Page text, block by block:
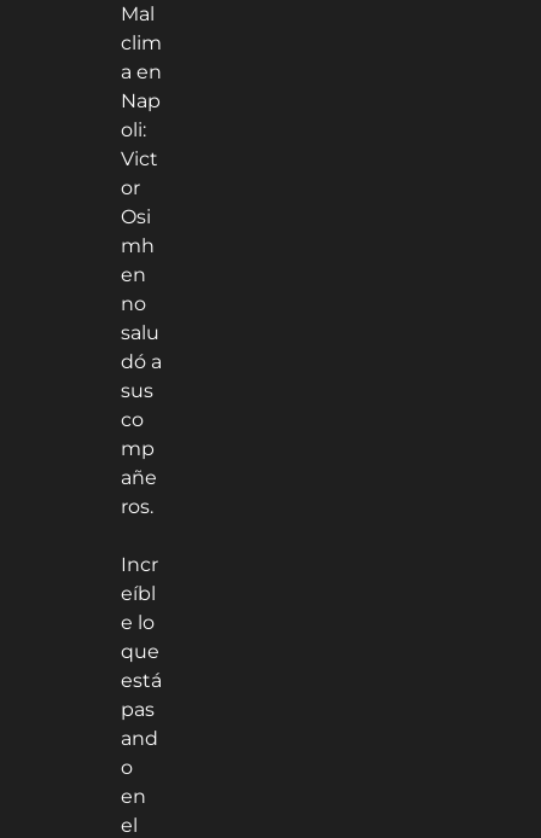
Mal
clim
a en
Nap
oli:
Vict
or
Osi
mh
en
no
salu
dó a
sus
co
mp
añe
ros.
Incr
eíbl
e lo
que
está
pas
and
o
en
el